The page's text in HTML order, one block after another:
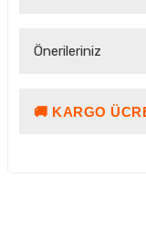
Önerileriniz
Bu ürünün fiyat
🚚 KARGO